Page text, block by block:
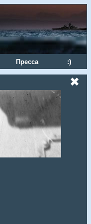
Пресса :)
✖